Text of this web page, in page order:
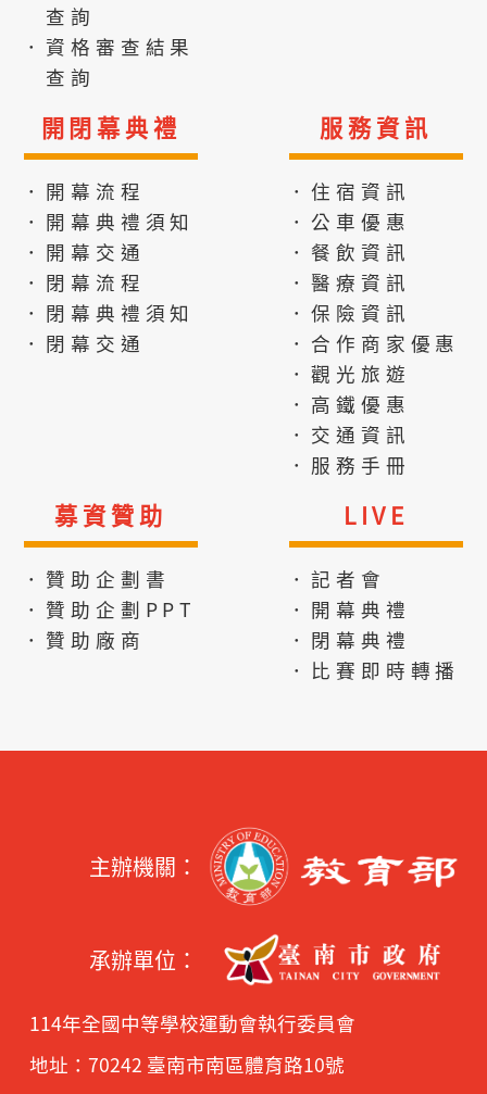
查詢
．資格審查結果
查詢
開閉幕典禮
．開幕流程
．開幕典禮須知
．開幕交通
．閉幕流程
．閉幕典禮須知
．閉幕交通
服務資訊
．住宿資訊
．公車優惠
．餐飲資訊
．醫療資訊
．保險資訊
．合作商家優惠
．觀光旅遊
．高鐵優惠
．交通資訊
．服務手冊
募資贊助
．贊助企劃書
．贊助企劃PPT
．贊助廠商
LIVE
．記者會
．開幕典禮
．閉幕典禮
．比賽即時轉播
主辦機關：
承辦單位：
114年全國中等學校運動會執行委員會
地址：70242 臺南市南區體育路10號